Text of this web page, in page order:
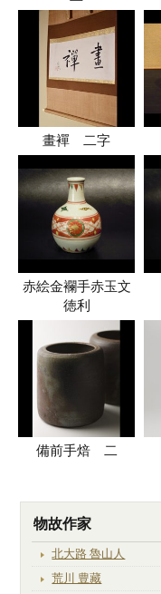
畫襌 二字
赤絵金襴手赤玉文
徳利
備前手焙 二
物故作家
北大路 魯山人
荒川 豊藏